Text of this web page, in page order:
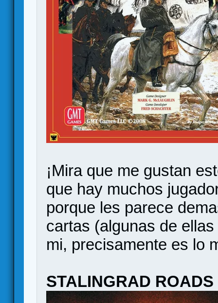
¡Mira que me gustan
que hay muchos
porque les parece
cartas (algunas de
mi, precisamente es lo
STALINGRAD ROADS